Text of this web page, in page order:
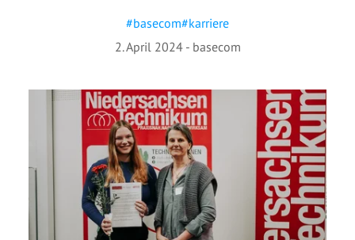
#basecom#karriere
2. April 2024- basecom